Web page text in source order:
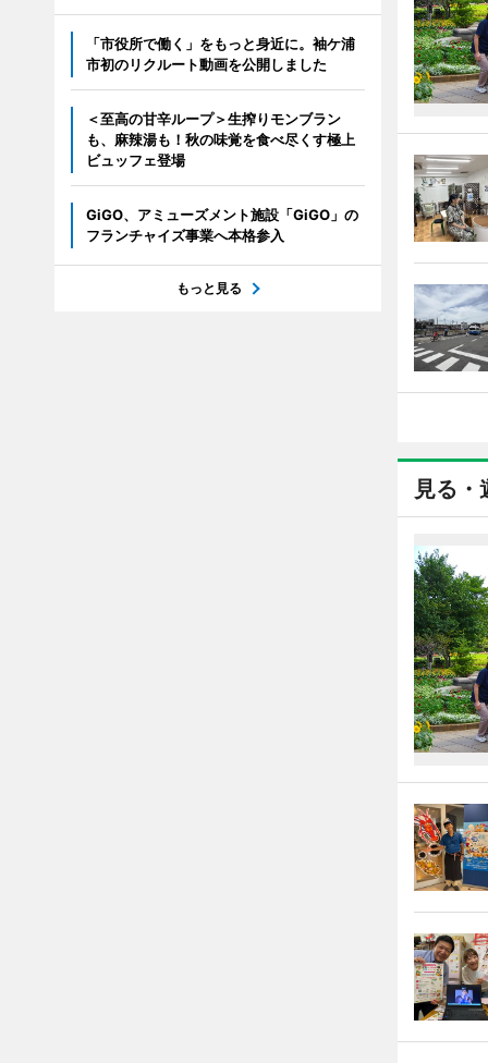
見る・
「市役所で働く」をもっと身近に。袖ケ浦
市初のリクルート動画を公開しました
＜至高の甘辛ループ＞生搾りモンブラン
も、麻辣湯も！秋の味覚を食べ尽くす極上
ビュッフェ登場
GiGO、アミューズメント施設「GiGO」の
フランチャイズ事業へ本格参入
もっと見る